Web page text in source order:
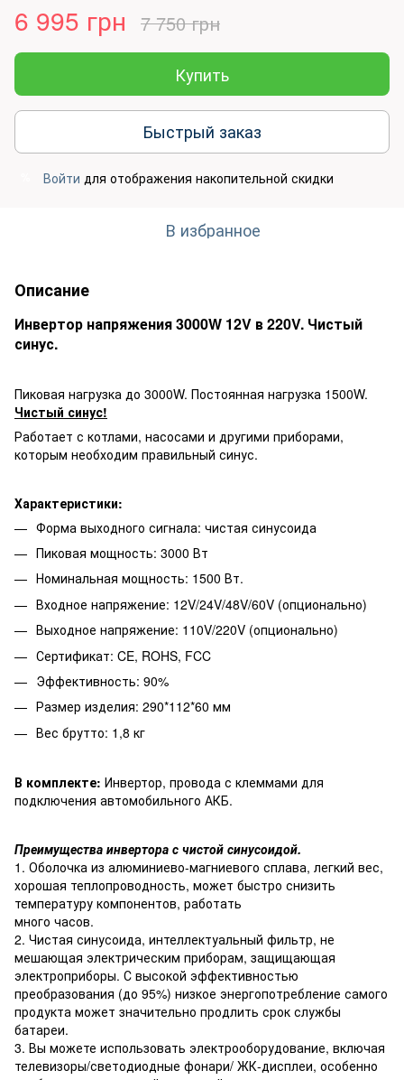
6 995 грн 7 750 грн
Купить
Быстрый заказ
Войти для отображения накопительной скидки
В избранное
Описание
Инвертор напряжения 3000W 12V в 220V. Чистый
синус.
Пиковая нагрузка до 3000W. Постоянная нагрузка 1500W.
Чистый синус!
Работает с котлами, насосами и другими приборами,
которым необходим правильный синус.
Характеристики:
Форма выходного сигнала: чистая синусоида
Пиковая мощность: 3000 Вт
Номинальная мощность: 1500 Вт.
Входное напряжение: 12V/24V/48V/60V (опционально)
Выходное напряжение: 110V/220V (опционально)
Сертификат: CE, ROHS, FCC
Эффективность: 90%
Размер изделия: 290*112*60 мм
Вес брутто: 1,8 кг
В комплекте: Инвертор, провода с клеммами для
подключения автомобильного АКБ.
Преимущества инвертора с чистой синусоидой.
1. Оболочка из алюминиево-магниевого сплава, легкий вес,
хорошая теплопроводность, может быстро снизить
температуру компонентов, работать
много часов.
2. Чистая синусоида, интеллектуальный фильтр, не
мешающая электрическим приборам, защищающая
электроприборы. С высокой эффективностью
преобразования (до 95%) низкое энергопотребление самого
продукта может значительно продлить срок службы
батареи.
3. Вы можете использовать электрооборудование, включая
телевизоры/светодиодные фонари/ ЖК-дисплеи, особенно